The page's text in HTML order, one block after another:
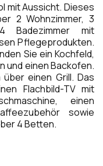
mit Aussicht. Dieses
2 Wohnzimmer, 3
Badezimmer mit
Pflegeprodukten.
Sie ein Kochfeld,
und einen Backofen.
einen Grill. Das
Flachbild-TV mit
einen
sowie
4 Betten.